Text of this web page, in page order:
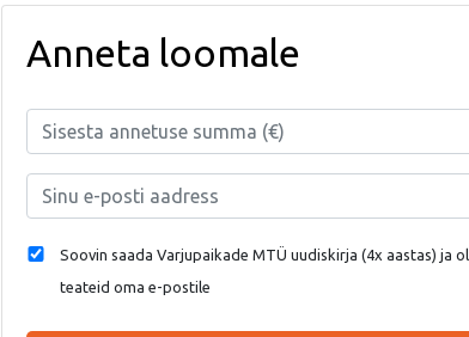
Anneta loomale
Soovin saada Varjupaikade MTÜ uudiskirja (4x aastas) ja
teateid oma e-postile